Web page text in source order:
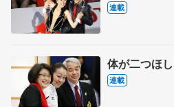
連載
体が二つほ
連載